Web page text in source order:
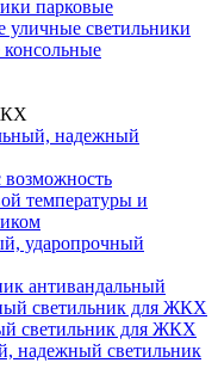
парковые
уличные светильники
надежный
возможность
температуры и
ударопрочный
антивандальный
светильник для ЖКХ
светильник для ЖКХ
надежный светильник